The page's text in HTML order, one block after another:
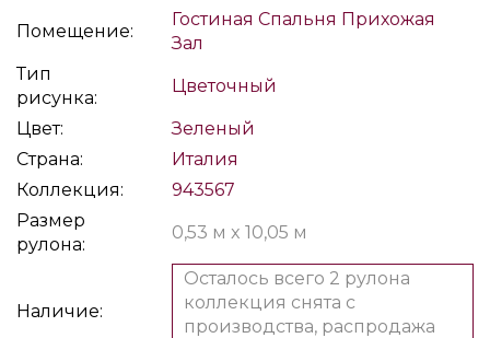
Помещение:
Гостиная Спальня Прихожая
Зал
Тип
рисунка:
Цветочный
Цвет:
Зеленый
Страна:
Италия
Коллекция:
943567
Размер
рулона:
0,53 м x 10,05 м
Наличие:
Осталось всего 2 рулона
коллекция снята с
производства, распродажа